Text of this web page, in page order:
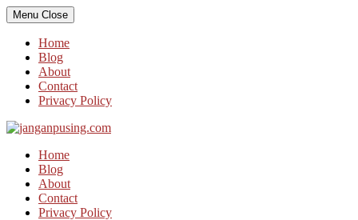
Skip
to
content
Menu Close
Home
Blog
About
Contact
Privacy Policy
Home
Blog
About
Contact
Privacy Policy